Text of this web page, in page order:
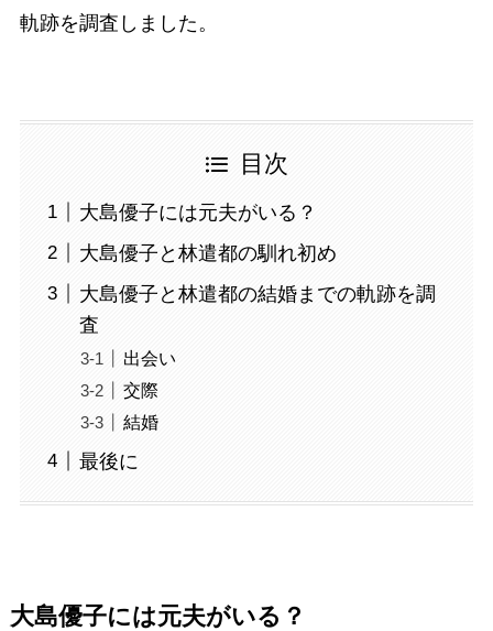
軌跡を調査しました。
目次
大島優子には元夫がいる？
大島優子と林遣都の馴れ初め
大島優子と林遣都の結婚までの軌跡を調
査
出会い
交際
結婚
最後に
大島優子には元夫がいる？